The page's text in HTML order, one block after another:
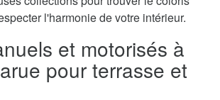
l'harmonie de votre intérieur.
et motorisés à
pour terrasse et